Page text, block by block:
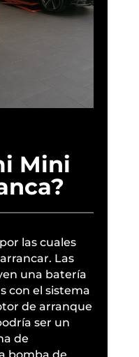
Mini
las cuales
Las
una batería
con el sistema
de arranque
ser un
de